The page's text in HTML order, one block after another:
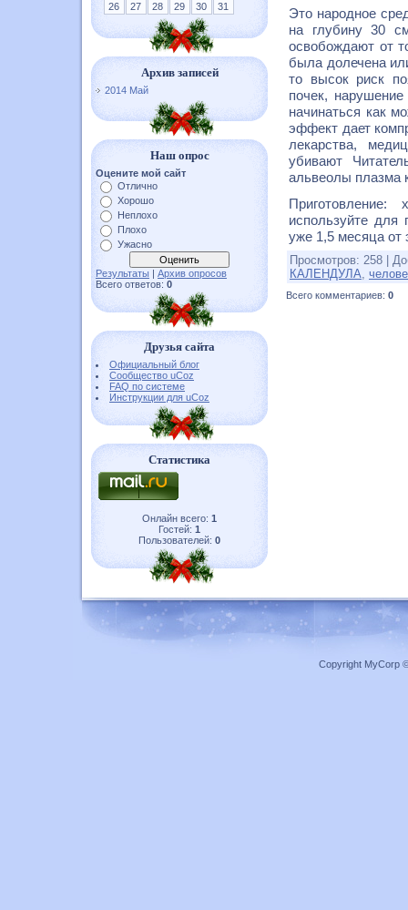
26
27 28 29 30 31
Архив записей
2014 Май
Наш опрос
Оцените мой сайт
Отлично
Хорошо
Неплохо
Плохо
Ужасно
Результаты | Архив опросов
Всего ответов: 0
Друзья сайта
Официальный блог
Сообщество uCoz
FAQ по системе
Инструкции для uCoz
Статистика
Онлайн всего: 1
Гостей: 1
Пользователей: 0
Это народное
на глубину 30
освобождают от
была долечена
то высок риск
почек,
начинаться как
эффект дает
лекарства,
убивают
альвеолы плазма
используйте для
уже 1,5 месяца от
Просмотров: 258
КАЛЕНДУЛА,
Всего комментариев: 0
Copyright MyCorp